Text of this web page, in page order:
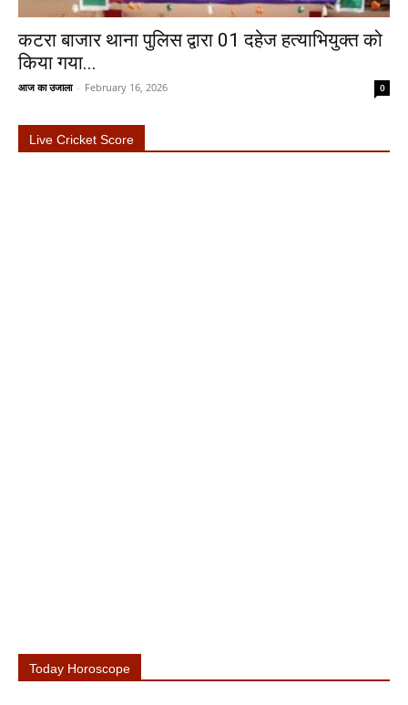
कटरा बाजार थाना पुलिस द्वारा 01 दहेज हत्याभियुक्त को
किया गया...
आज का उजाला - February 16, 2026 0
Live Cricket Score
Today Horoscope